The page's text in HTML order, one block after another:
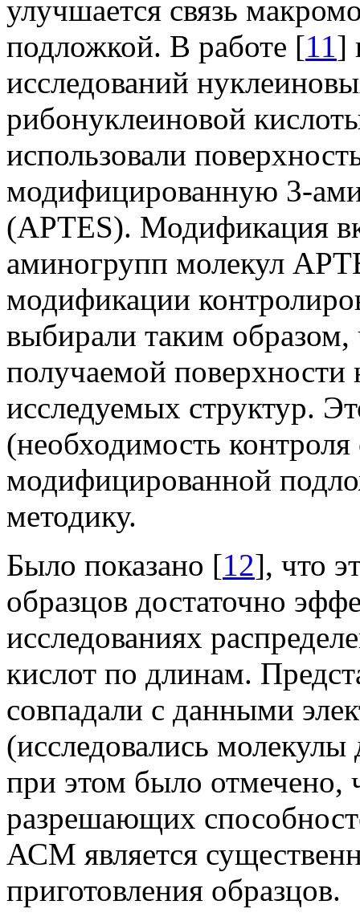
улучшается связь
подложкой. В работе [11]
исследований
рибонуклеиновой
использовали
модифицированную 3-
(APTES). Модификация
аминогрупп молекул
модификации
выбирали таким образом,
получаемой поверхности
исследуемых структур.
(необходимость
модифицированной
методику.
Было показано [12], что
образцов достаточно
исследованиях
кислот по длинам.
совпадали с данными
(исследовались
при этом было отмечено,
разрешающих
АСМ является
приготовления образцов.